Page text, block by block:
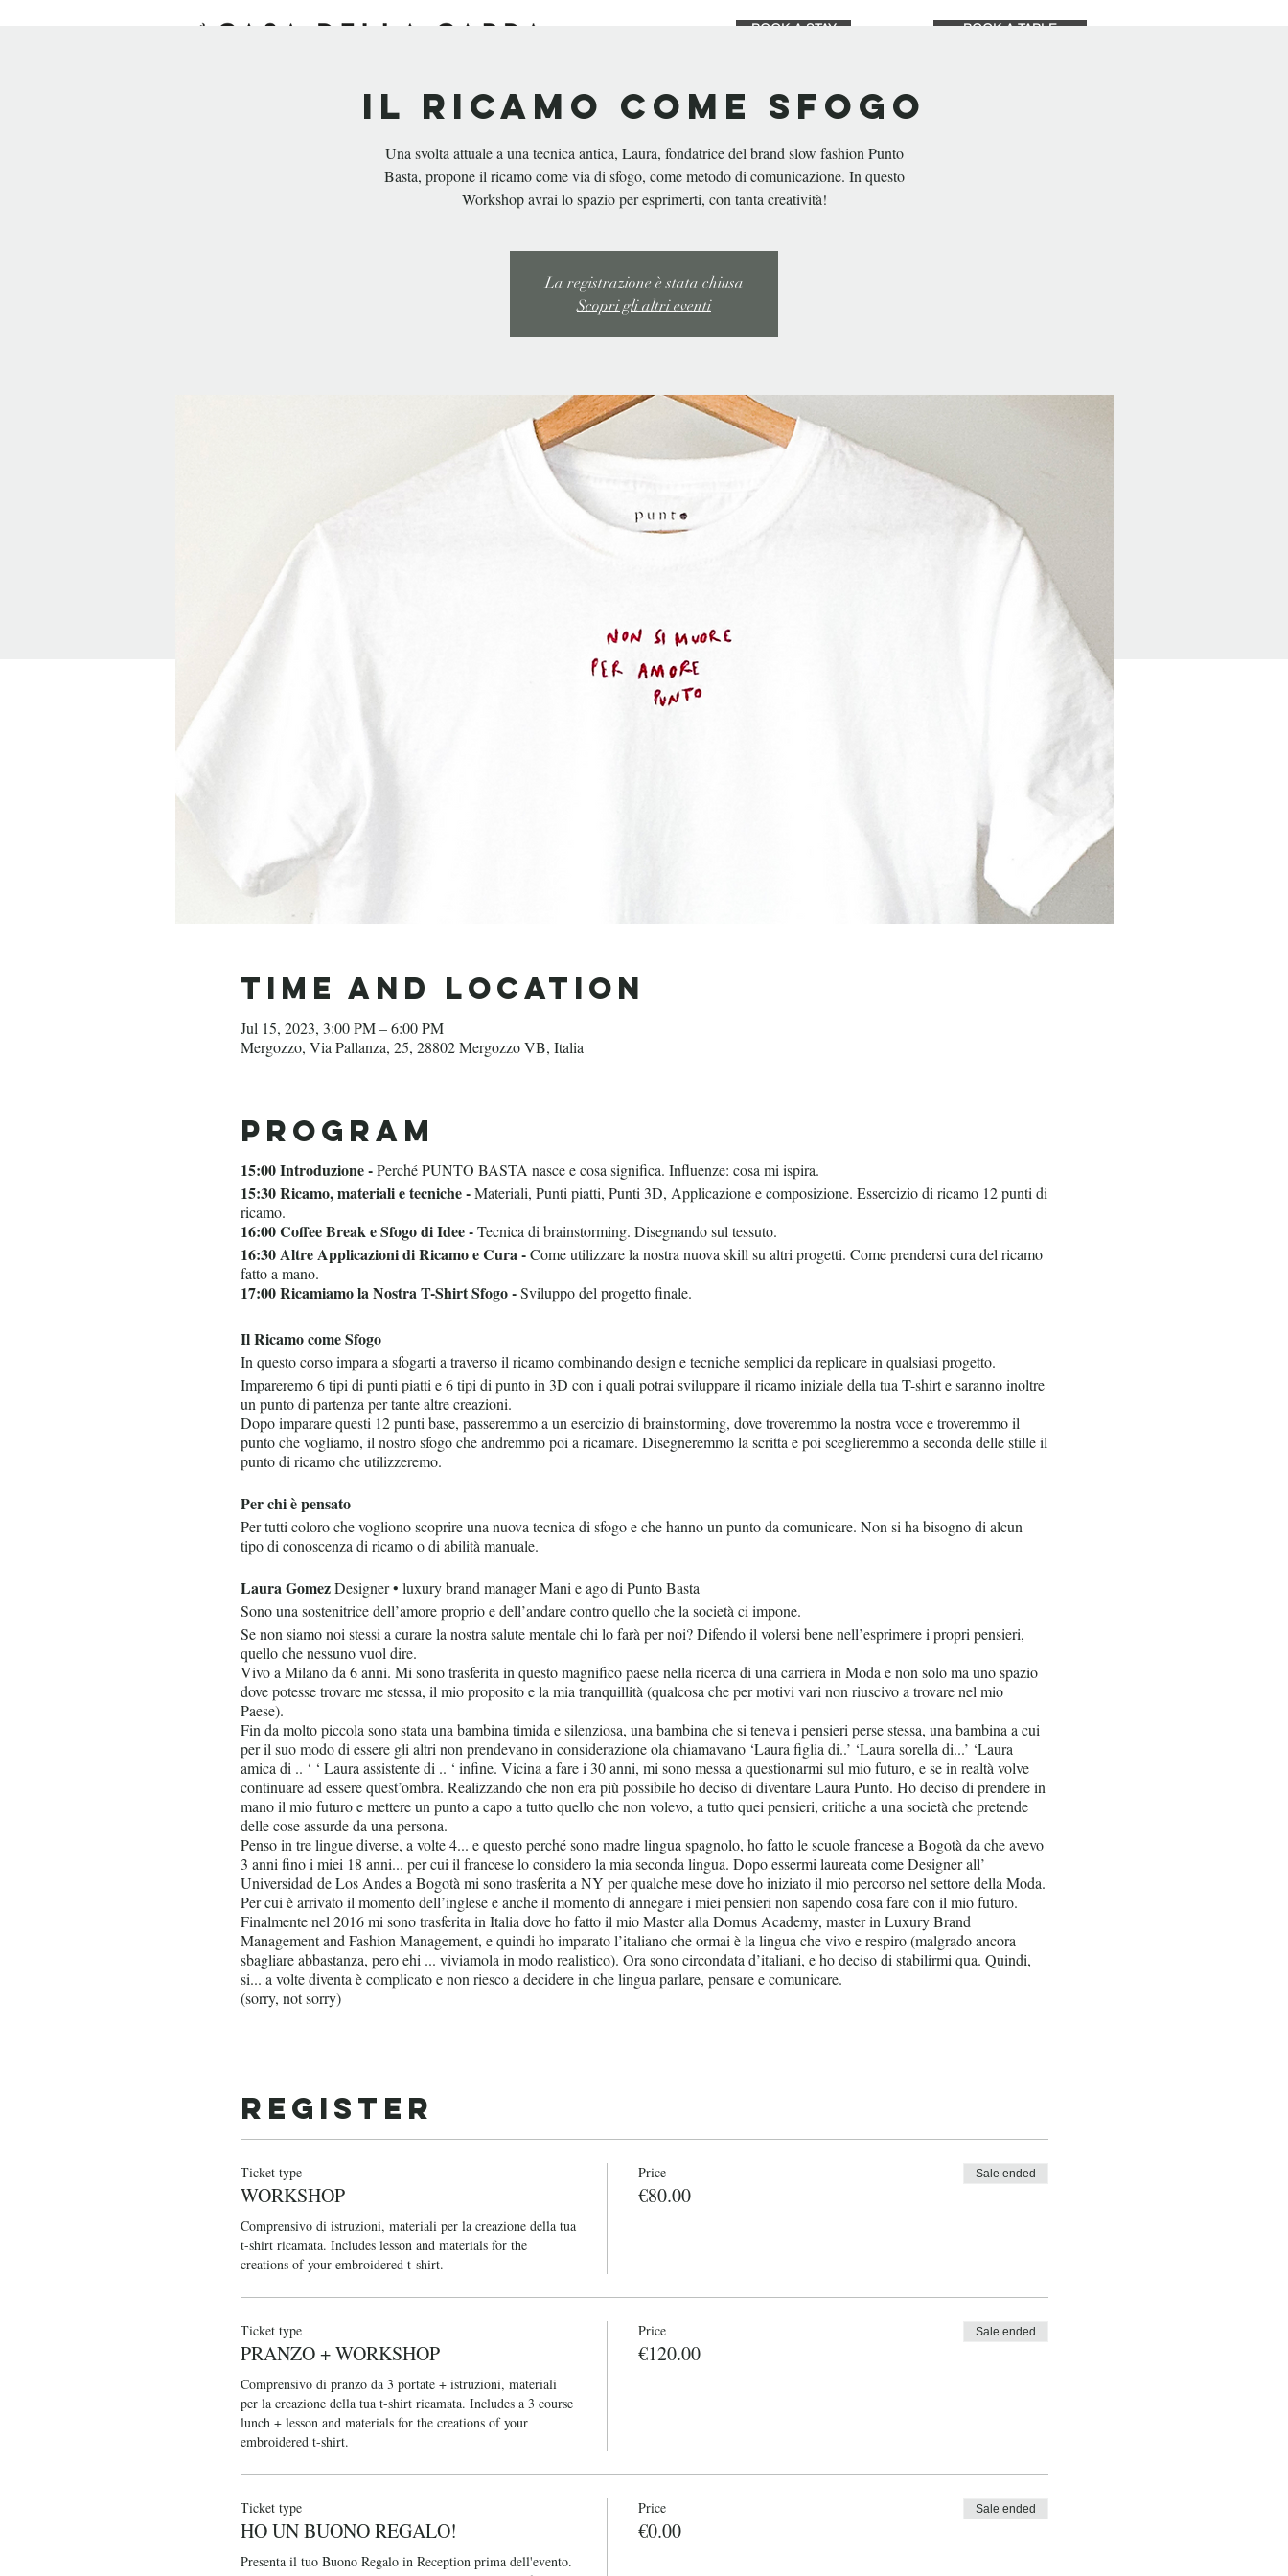
BOOK A STAY BOOK A TABLE
Il ricamo come sfogo
Una svolta attuale a una tecnica antica, Laura, fondatrice del brand slow fashion Punto
Basta, propone il ricamo come via di sfogo, come metodo di comunicazione. In questo
Workshop avrai lo spazio per esprimerti, con tanta creatività!
La registrazione è stata chiusa
Scopri gli altri eventi
Time and Location
Jul 15, 2023, 3:00 PM – 6:00 PM
Mergozzo, Via Pallanza, 25, 28802 Mergozzo VB, Italia
Program
15:00 Introduzione -Perché PUNTO BASTA nasce e cosa significa. Influenze: cosa mi ispira.
15:30 Ricamo, materiali e tecniche -Materiali, Punti piatti, Punti 3D, Applicazione e composizione. Essercizio di ricamo 12 punti di
ricamo.
16:00 Coffee Break e Sfogo di Idee -Tecnica di brainstorming. Disegnando sul tessuto.
16:30 Altre Applicazioni di Ricamo e Cura -Come utilizzare la nostra nuova skill su altri progetti. Come prendersi cura del ricamo
fatto a mano.
17:00 Ricamiamo la Nostra T-Shirt Sfogo -Sviluppo del progetto finale.
Il Ricamo come Sfogo
In questo corso impara a sfogarti a traverso il ricamo combinando design e tecniche semplici da replicare in qualsiasi progetto.
Impareremo 6 tipi di punti piatti e 6 tipi di punto in 3D con i quali potrai sviluppare il ricamo iniziale della tua T-shirt e saranno inoltre
un punto di partenza per tante altre creazioni.
Dopo imparare questi 12 punti base, passeremmo a un esercizio di brainstorming, dove troveremmo la nostra voce e troveremmo il
punto che vogliamo, il nostro sfogo che andremmo poi a ricamare. Disegneremmo la scritta e poi sceglieremmo a seconda delle stille il
punto di ricamo che utilizzeremo.
Per chi è pensato
Per tutti coloro che vogliono scoprire una nuova tecnica di sfogo e che hanno un punto da comunicare. Non si ha bisogno di alcun
tipo di conoscenza di ricamo o di abilità manuale.
Laura GomezDesigner • luxury brand manager Mani e ago di Punto Basta
Sono una sostenitrice dell’amore proprio e dell’andare contro quello che la società ci impone.
Se non siamo noi stessi a curare la nostra salute mentale chi lo farà per noi? Difendo il volersi bene nell’esprimere i propri pensieri,
quello che nessuno vuol dire.
Vivo a Milano da 6 anni. Mi sono trasferita in questo magnifico paese nella ricerca di una carriera in Moda e non solo ma uno spazio
dove potesse trovare me stessa, il mio proposito e la mia tranquillità (qualcosa che per motivi vari non riuscivo a trovare nel mio
Paese).
Fin da molto piccola sono stata una bambina timida e silenziosa, una bambina che si teneva i pensieri perse stessa, una bambina a cui
per il suo modo di essere gli altri non prendevano in considerazione ola chiamavano ‘Laura figlia di..’ ‘Laura sorella di...’ ‘Laura
amica di .. ‘ ‘ Laura assistente di .. ‘ infine. Vicina a fare i 30 anni, mi sono messa a questionarmi sul mio futuro, e se in realtà volve
continuare ad essere quest’ombra. Realizzando che non era più possibile ho deciso di diventare Laura Punto. Ho deciso di prendere in
mano il mio futuro e mettere un punto a capo a tutto quello che non volevo, a tutto quei pensieri, critiche a una società che pretende
delle cose assurde da una persona.
Penso in tre lingue diverse, a volte 4... e questo perché sono madre lingua spagnolo, ho fatto le scuole francese a Bogotà da che avevo
3 anni fino i miei 18 anni... per cui il francese lo considero la mia seconda lingua. Dopo essermi laureata come Designer all’
Universidad de Los Andes a Bogotà mi sono trasferita a NY per qualche mese dove ho iniziato il mio percorso nel settore della Moda.
Per cui è arrivato il momento dell’inglese e anche il momento di annegare i miei pensieri non sapendo cosa fare con il mio futuro.
Finalmente nel 2016 mi sono trasferita in Italia dove ho fatto il mio Master alla Domus Academy, master in Luxury Brand
Management and Fashion Management, e quindi ho imparato l’italiano che ormai è la lingua che vivo e respiro (malgrado ancora
sbagliare abbastanza, pero ehi ... viviamola in modo realistico). Ora sono circondata d’italiani, e ho deciso di stabilirmi qua. Quindi,
si... a volte diventa è complicato e non riesco a decidere in che lingua parlare, pensare e comunicare.
(sorry, not sorry)
Register
Ticket type
WORKSHOP
Comprensivo di istruzioni, materiali per la creazione della tua
t-shirt ricamata. Includes lesson and materials for the
creations of your embroidered t-shirt.
Price
€80.00
Sale ended
Ticket type
PRANZO + WORKSHOP
Comprensivo di pranzo da 3 portate + istruzioni, materiali
per la creazione della tua t-shirt ricamata. Includes a 3 course
lunch + lesson and materials for the creations of your
embroidered t-shirt.
Price
€120.00
Sale ended
Ticket type
HO UN BUONO REGALO!
Presenta il tuo Buono Regalo in Reception prima dell'evento.
Price
€0.00
Sale ended